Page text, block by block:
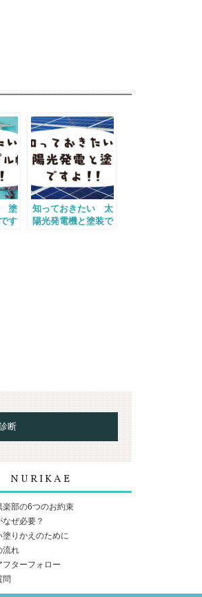
塗
す
知っておきたい 太
陽光発電機と塗装で
断
NURIKAE
楽部の6つのお約束
ぜ必要？
塗りかえのために
流れ
フターフォロー
問